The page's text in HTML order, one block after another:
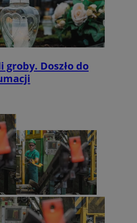
Doszło do